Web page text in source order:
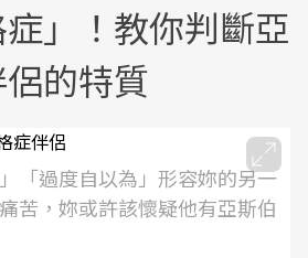
症」！教你判斷亞
的特質
「過度自以為」形容妳的另一
苦，妳或許該懷疑他有亞斯伯